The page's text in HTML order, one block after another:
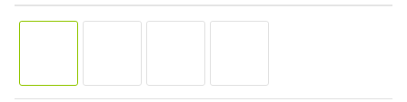
3º
teclado
5º
openbox